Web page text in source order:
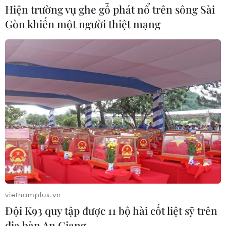
Khau cút - Biểu tượng văn hóa độc đáo
trên nhà sàn của người Thái đen
29/09/2019 02:59
Biểu tượng khau cút chứa đựng những nét văn hóa độc
đáo, đặc sắc về tâm hồn, tính cách, tập quán sản xuất,
sinh hoạt và khái quát cả cội nguồn văn hóa của người
Thái.
Hiện trường vụ ghe gỗ phát nổ trên sông Sài
Gòn khiến một người thiệt mạng
vietnamplus.vn
Đội K93 quy tập được 11 bộ hài cốt liệt sỹ trên